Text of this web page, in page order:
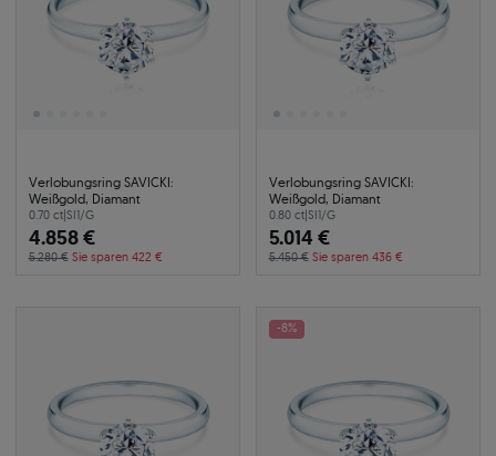
Verlobungsring SAVICKI:
Weißgold, Diamant
0.70 ct|SI1/G
4.858 €
5.280 € Sie sparen 422 €
Verlobungsring SAVICKI:
Weißgold, Diamant
0.80 ct|SI1/G
5.014 €
5.450 € Sie sparen 436 €
-8%